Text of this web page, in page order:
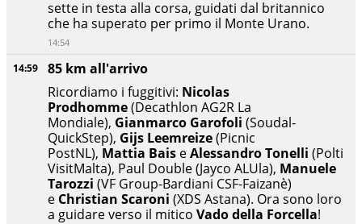
14:59
85 km all'arrivo
Ricordiamo i fuggitivi: Nicolas
Prodhomme(Decathlon AG2R La
Mondiale), Gianmarco Garofoli (Soudal-
QuickStep), Gijs Leemreize(Picnic
PostNL), Mattia Bais eAlessandro Tonelli (Polti
VisitMalta), Paul Double (Jayco ALUla), Manuele
Tarozzi (VF Group-Bardiani CSF-Faizanè)
e Christian Scaroni (XDS Astana). Ora sono loro
a guidare verso il mitico Vado della Forcella!
sette in testa alla corsa, guidati dal britannico
che ha superato per primo il Monte Urano.
14:54